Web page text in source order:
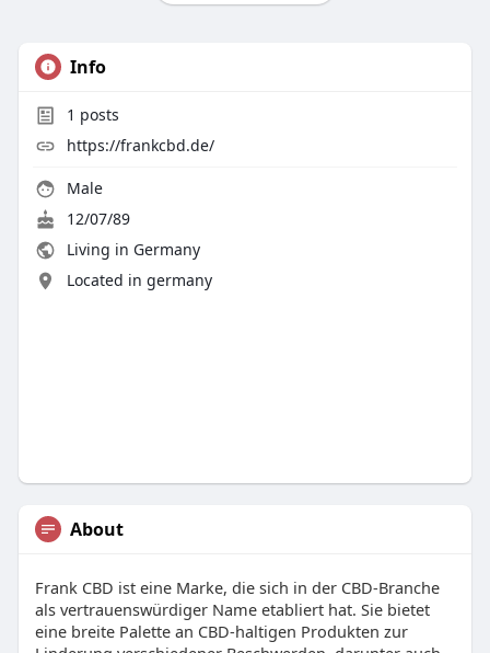
Info
1 posts
https://frankcbd.de/
Male
12/07/89
Living in Germany
Located in germany
About
Frank CBD ist eine Marke, die sich in der CBD-Branche
als vertrauenswürdiger Name etabliert hat. Sie bietet
eine breite Palette an CBD-haltigen Produkten zur